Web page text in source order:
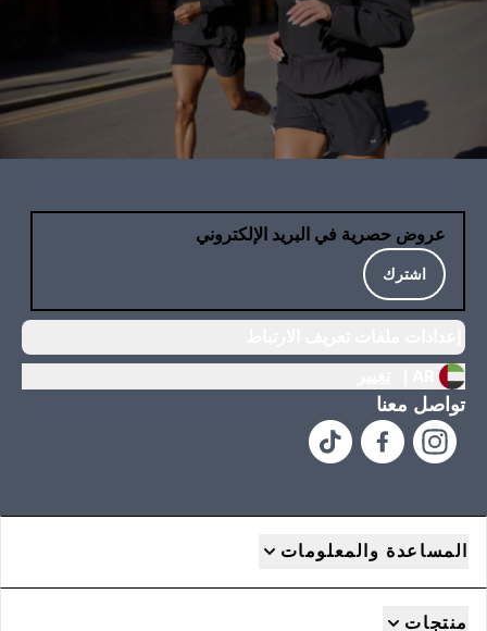
عروض حصرية في البريد الإلكتروني
اشترك
تواصل معنا
المساعدة والمعلومات
منتجات